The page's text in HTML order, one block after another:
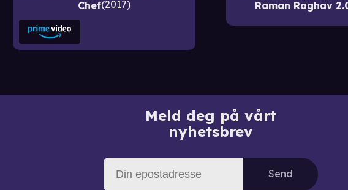
Chef 2017 Raman Raghav
Meld deg på vårt
nyhetsbrev
Send